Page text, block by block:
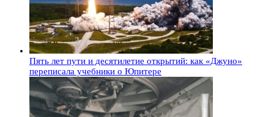
Пять лет пути и десятилетие открытий: как «Джуно»
переписала учебники о Юпитере